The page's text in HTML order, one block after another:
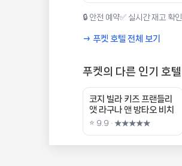
🔒 안전 예약✅ 실시간 재고 확인
→ 푸켓 호텔 전체 보기
푸켓의 다른 인기 호텔
코지 빌라 키즈 프랜들리
앳 라구나 앤 방타오 비치
⭐ 9.9 · ★★★★★